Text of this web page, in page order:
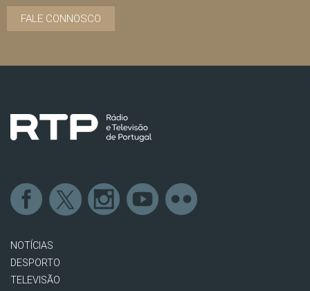
FALE CONNOSCO
NOTÍCIAS
DESPORTO
TELEVISÃO